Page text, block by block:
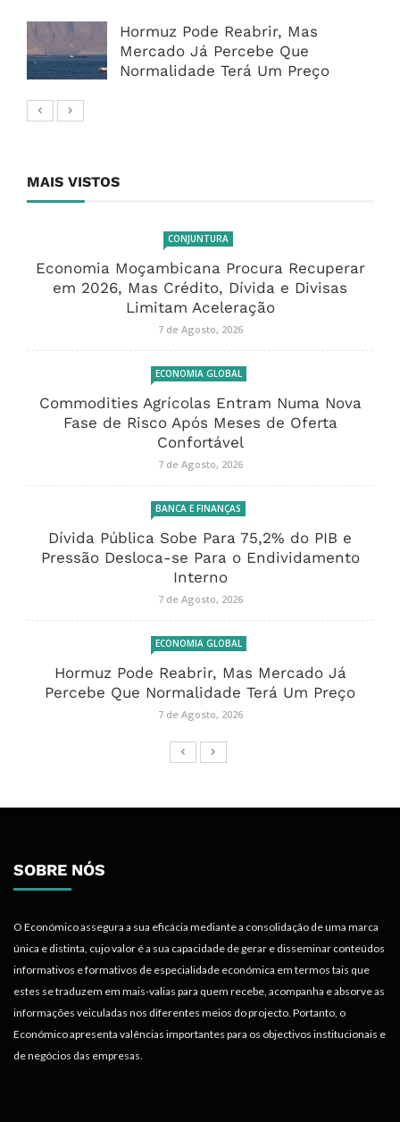
Hormuz Pode Reabrir, Mas
Mercado Já Percebe Que
Normalidade Terá Um Preço
MAIS VISTOS
CONJUNTURA
Economia Moçambicana Procura Recuperar
em 2026, Mas Crédito, Dívida e Divisas
Limitam Aceleração
7 de Agosto, 2026
ECONOMIA GLOBAL
Commodities Agrícolas Entram Numa Nova
Fase de Risco Após Meses de Oferta
Confortável
7 de Agosto, 2026
BANCA E FINANÇAS
Dívida Pública Sobe Para 75,2% do PIB e
Pressão Desloca-se Para o Endividamento
Interno
7 de Agosto, 2026
ECONOMIA GLOBAL
Hormuz Pode Reabrir, Mas Mercado Já
Percebe Que Normalidade Terá Um Preço
7 de Agosto, 2026
SOBRE NÓS
O Económico assegura a sua eficácia mediante a consolidação de uma marca
única e distinta, cujo valor é a sua capacidade de gerar e disseminar conteúdos
informativos e formativos de especialidade económica em termos tais que
estes se traduzem em mais-valias para quem recebe, acompanha e absorve as
informações veiculadas nos diferentes meios do projecto. Portanto, o
Económico apresenta valências importantes para os objectivos institucionais e
de negócios das empresas.